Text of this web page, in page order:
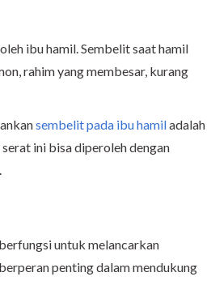
ibu hamil. Sembelit saat hamil
rahim yang membesar, kurang
sembelit pada ibu hamiladalah
ini bisa diperoleh dengan
berfungsi untuk melancarkan
berperan penting dalam mendukung